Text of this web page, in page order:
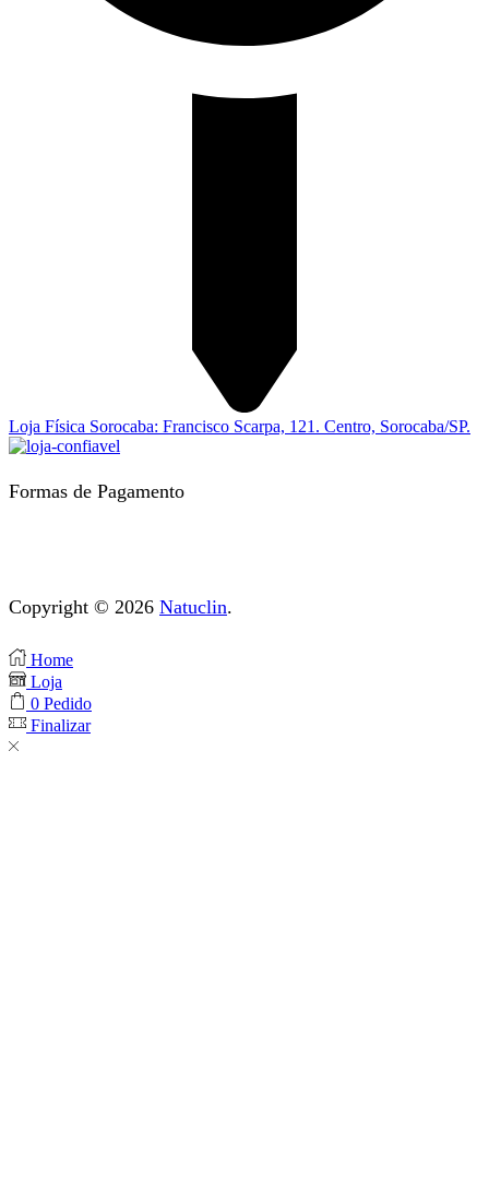
Loja Física Sorocaba: Francisco Scarpa, 121. Centro, Sorocaba/SP.
Formas de Pagamento
Copyright © 2026 Natuclin.
Home
Loja
0 Pedido
Finalizar